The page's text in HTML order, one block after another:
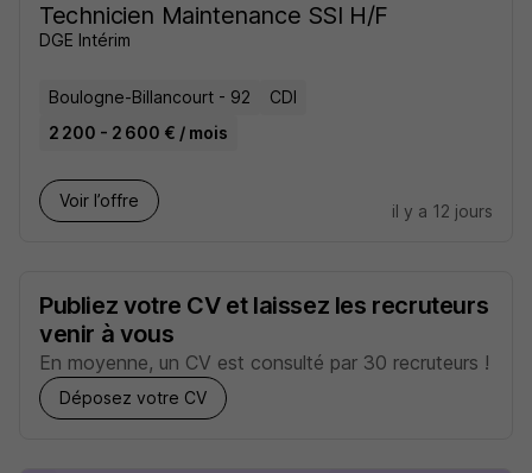
Technicien Maintenance SSI H/F
DGE Intérim
Boulogne-Billancourt - 92
CDI
2 200 - 2 600 € / mois
Voir l’offre
il y a 12 jours
Publiez votre CV et laissez les recruteurs
venir à vous
En moyenne, un CV est consulté par 30 recruteurs !
Déposez votre CV